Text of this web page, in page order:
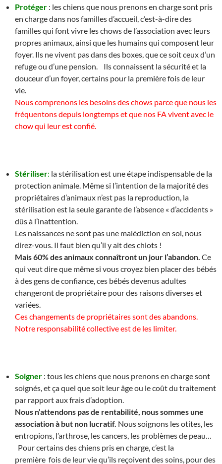
Protéger : les chiens que nous prenons en charge sont pris
en charge dans nos familles d’accueil, c’est-à-dire des
familles qui font vivre les chows de l’association avec leurs
propres animaux, ainsi que les humains qui composent leur
foyer. Ils ne vivent pas dans des boxes, que ce soit ceux d’un
refuge ou d’une pension. Ils connaissent la sécurité et la
douceur d’un foyer, certains pour la première fois de leur
vie.
Nous comprenons les besoins des chows parce que nous les
fréquentons depuis longtemps et que nos FA vivent avec le
chow qui leur est confié.
Stériliser: la stérilisation est une étape indispensable de la
protection animale. Même si l’intention de la majorité des
propriétaires d’animaux n’est pas la reproduction, la
stérilisation est la seule garante de l’absence « d’accidents »
dûs à l’inattention.
Les naissances ne sont pas une malédiction en soi, nous
direz-vous. Il faut bien qu’il y ait des chiots !
Mais 60% des animaux connaîtront un jour l’abandon. Ce
qui veut dire que même si vous croyez bien placer des bébés
à des gens de confiance, ces bébés devenus adultes
changeront de propriétaire pour des raisons diverses et
variées.
Ces changements de propriétaires sont des abandons.
Notre responsabilité collective est de les limiter.
Soigner : tous les chiens que nous prenons en charge sont
soignés, et ça quel que soit leur âge ou le coût du traitement
par rapport aux frais d’adoption.
Nous n’attendons pas de rentabilité, nous sommes une
association à but non lucratif. Nous soignons les otites, les
entropions, l’arthrose, les cancers, les problèmes de peau…
Pour certains des chiens pris en charge, c’est la
première fois de leur vie qu’ils reçoivent des soins, pour des